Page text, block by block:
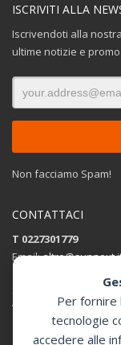
Per fornire
tecnologie
accedere alle
ISCRIVITI ALLA
Iscrivendoti alla
ultime notizie e
Non facciamo Spam!
CONTATTACI
T 0227301779
Email:
Via Perugino 44 ,
Apri in Google